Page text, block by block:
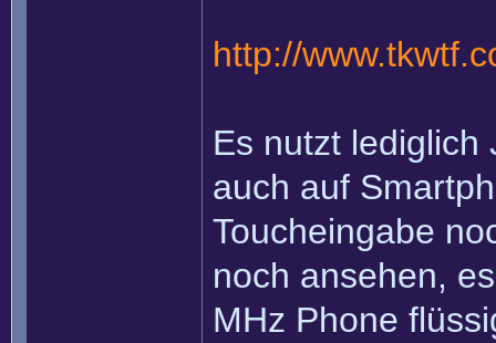
http://
Es nutzt lediglich
auch auf
Toucheingabe
noch ansehen,
MHz Phone